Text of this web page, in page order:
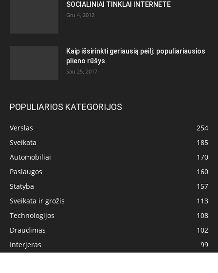
SOCIALINIAI TINKLAI INTERNETE
Gru 4, 2012
Kaip išsirinkti geriausią peilį: populiariausios
plieno rūšys
Sau 25, 2017
POPULIARIOS KATEGORIJOS
Verslas
254
Sveikata
185
Automobiliai
170
Paslaugos
160
Statyba
157
Sveikata ir grožis
113
Technologijos
108
Draudimas
102
Interjeras
99